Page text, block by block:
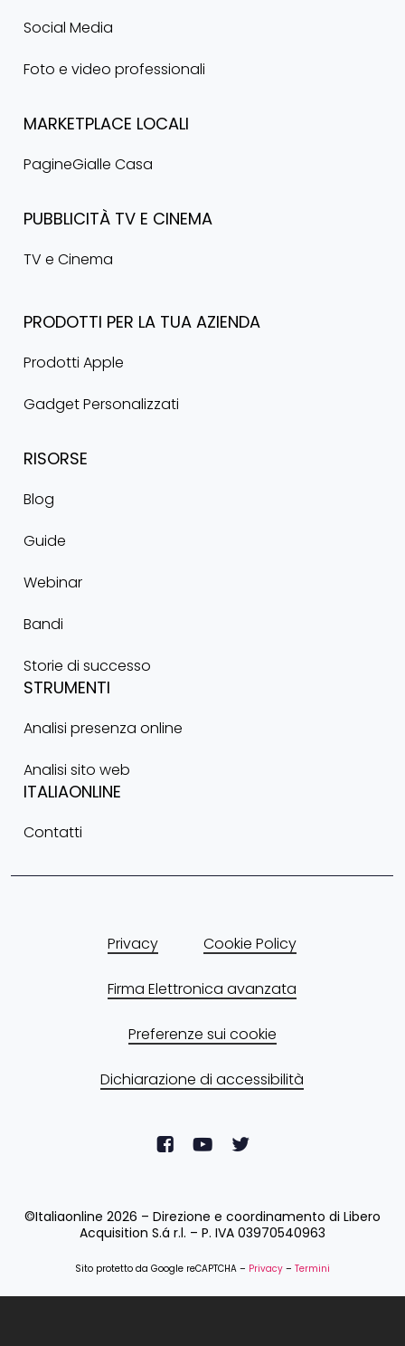
Social Media
Foto e video professionali
MARKETPLACE LOCALI
PagineGialle Casa
PUBBLICITÀ TV E CINEMA
TV e Cinema
PRODOTTI PER LA TUA AZIENDA
Prodotti Apple
Gadget Personalizzati
RISORSE
Blog
Guide
Webinar
Bandi
Storie di successo
STRUMENTI
Analisi presenza online
Analisi sito web
ITALIAONLINE
Contatti
Privacy Cookie Policy
Firma Elettronica avanzata
Preferenze sui cookie
Dichiarazione di accessibilità
©Italiaonline 2026 – Direzione e coordinamento di Libero
Acquisition S.á r.l. – P. IVA 03970540963
Sito protetto da Google reCAPTCHA – Privacy– Termini